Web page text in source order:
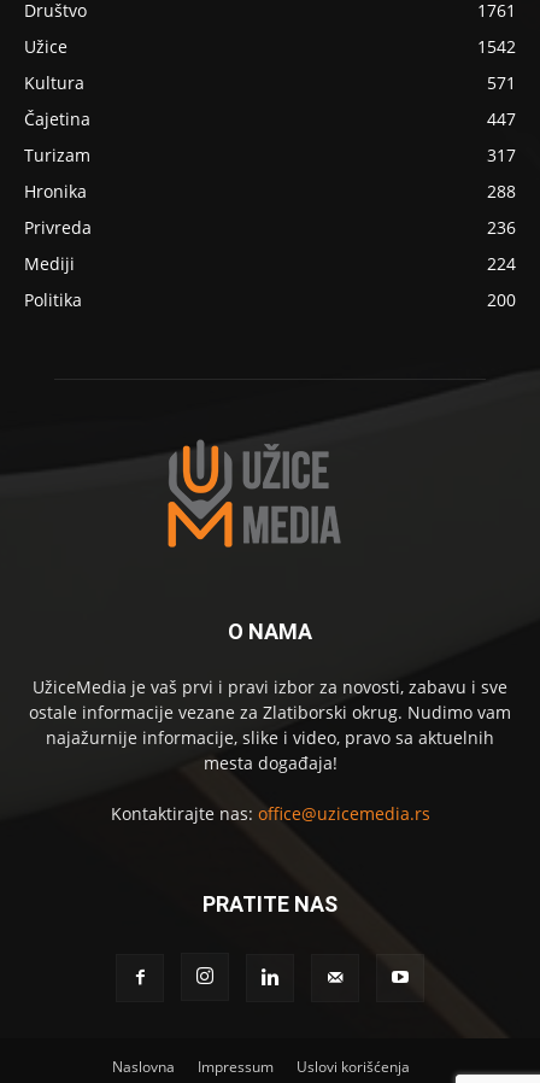
Društvo
1761
Užice
1542
Kultura
571
Čajetina
447
Turizam
317
Hronika
288
Privreda
236
Mediji
224
Politika
200
O NAMA
UžiceMedia je vaš prvi i pravi izbor za novosti, zabavu i sve
ostale informacije vezane za Zlatiborski okrug. Nudimo vam
najažurnije informacije, slike i video, pravo sa aktuelnih
mesta događaja!
Kontaktirajte nas: office@uzicemedia.rs
PRATITE NAS
Naslovna Impressum
Uslovi korišćenja